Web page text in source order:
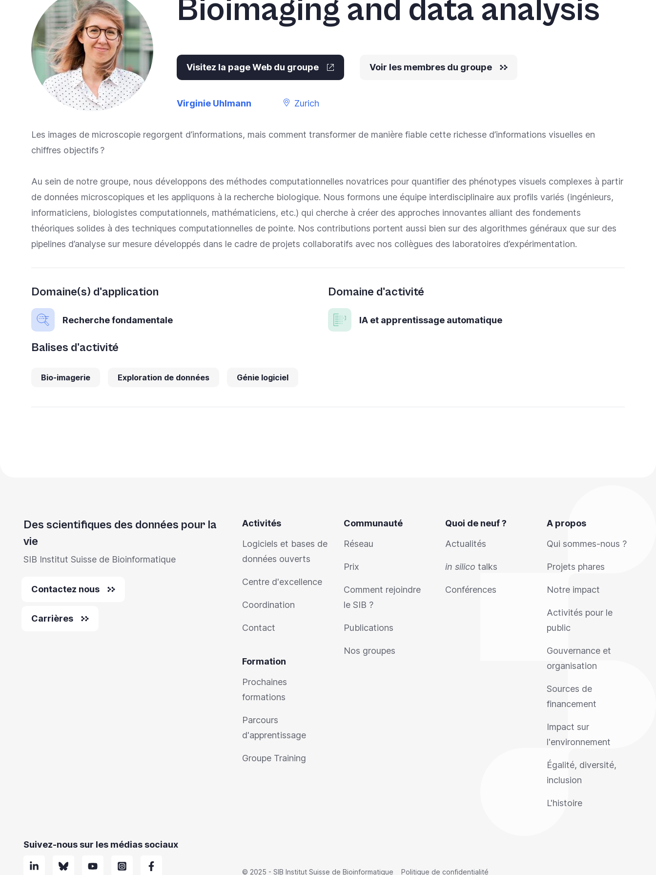
Bioimaging and data analysis
Visitez la page Web du groupe Voir les membres du groupe
Virginie Uhlmann Zurich
Les images de microscopie regorgent d’informations, mais comment transformer de manière fiable cette richesse d’informations visuelles en
chiffres objectifs ?
Au sein de notre groupe, nous développons des méthodes computationnelles novatrices pour quantifier des phénotypes visuels complexes à partir
de données microscopiques et les appliquons à la recherche biologique. Nous formons une équipe interdisciplinaire aux profils variés (ingénieurs,
informaticiens, biologistes computationnels, mathématiciens, etc.) qui cherche à créer des approches innovantes alliant des fondements
théoriques solides à des techniques computationnelles de pointe. Nos contributions portent aussi bien sur des algorithmes généraux que sur des
pipelines d’analyse sur mesure développés dans le cadre de projets collaboratifs avec nos collègues des laboratoires d’expérimentation.
Domaine(s) d'application
Recherche fondamentale
Domaine d'activité
IA et apprentissage automatique
Balises d'activité
Bio-imagerie Exploration de données Génie logiciel
Des scientifiques des données pour la
vie
SIB Institut Suisse de Bioinformatique
Contactez nous
Carrières
Activités
Logiciels et bases de
données ouverts
Centre d'excellence
Coordination
Contact
Formation
Prochaines
formations
Parcours
d'apprentissage
Groupe Training
Communauté
Réseau
Prix
Comment rejoindre
le SIB ?
Publications
Nos groupes
Quoi de neuf ?
Actualités
in silico talks
Conférences
A propos
Qui sommes-nous ?
Projets phares
Notre impact
Activités pour le
public
Gouvernance et
organisation
Sources de
financement
Impact sur
l'environnement
Égalité, diversité,
inclusion
L'histoire
Suivez-nous sur les médias sociaux
© 2025 - SIB Institut Suisse de Bioinformatique Politique de confidentialité